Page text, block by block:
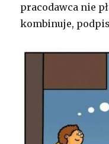
pracodawca nie
kombinuje,